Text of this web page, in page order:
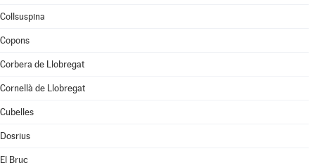
Collsuspina
Copons
Corbera de Llobregat
Cornellà de Llobregat
Cubelles
Dosrius
El Bruc